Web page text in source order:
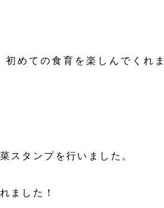
めての食育を楽しんでくれま
スタンプを行いました。
ました！